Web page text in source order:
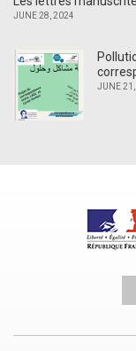
JUNE 28, 2024
JUNE